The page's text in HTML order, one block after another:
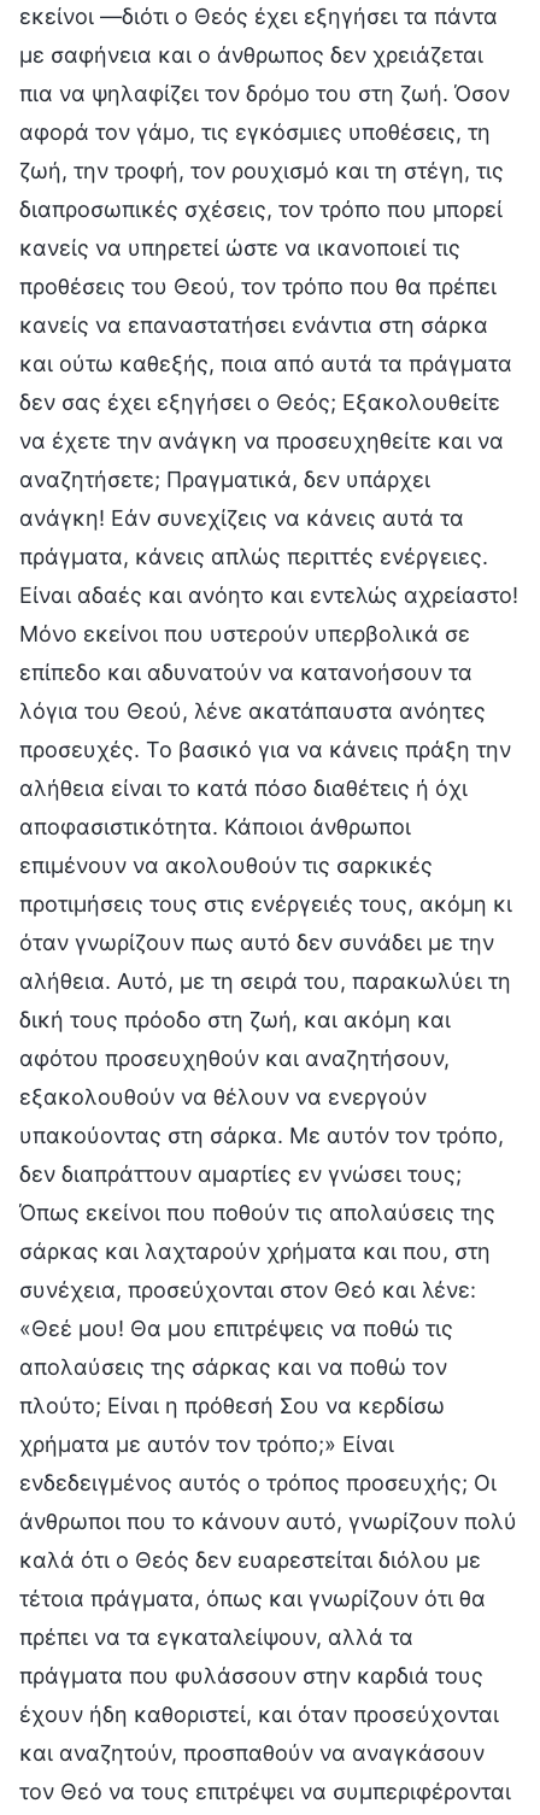
εκείνοι —διότι ο Θεός έχει εξηγήσει τα πάντα
με σαφήνεια και ο άνθρωπος δεν χρειάζεται
πια να ψηλαφίζει τον δρόμο του στη ζωή. Όσον
αφορά τον γάμο, τις εγκόσμιες υποθέσεις, τη
ζωή, την τροφή, τον ρουχισμό και τη στέγη, τις
διαπροσωπικές σχέσεις, τον τρόπο που μπορεί
κανείς να υπηρετεί ώστε να ικανοποιεί τις
προθέσεις του Θεού, τον τρόπο που θα πρέπει
κανείς να επαναστατήσει ενάντια στη σάρκα
και ούτω καθεξής, ποια από αυτά τα πράγματα
δεν σας έχει εξηγήσει ο Θεός; Εξακολουθείτε
να έχετε την ανάγκη να προσευχηθείτε και να
αναζητήσετε; Πραγματικά, δεν υπάρχει
ανάγκη! Εάν συνεχίζεις να κάνεις αυτά τα
πράγματα, κάνεις απλώς περιττές ενέργειες.
Είναι αδαές και ανόητο και εντελώς αχρείαστο!
Μόνο εκείνοι που υστερούν υπερβολικά σε
επίπεδο και αδυνατούν να κατανοήσουν τα
λόγια του Θεού, λένε ακατάπαυστα ανόητες
προσευχές. Το βασικό για να κάνεις πράξη την
αλήθεια είναι το κατά πόσο διαθέτεις ή όχι
αποφασιστικότητα. Κάποιοι άνθρωποι
επιμένουν να ακολουθούν τις σαρκικές
προτιμήσεις τους στις ενέργειές τους, ακόμη κι
όταν γνωρίζουν πως αυτό δεν συνάδει με την
αλήθεια. Αυτό, με τη σειρά του, παρακωλύει τη
δική τους πρόοδο στη ζωή, και ακόμη και
αφότου προσευχηθούν και αναζητήσουν,
εξακολουθούν να θέλουν να ενεργούν
υπακούοντας στη σάρκα. Με αυτόν τον τρόπο,
δεν διαπράττουν αμαρτίες εν γνώσει τους;
Όπως εκείνοι που ποθούν τις απολαύσεις της
σάρκας και λαχταρούν χρήματα και που, στη
συνέχεια, προσεύχονται στον Θεό και λένε:
«Θεέ μου! Θα μου επιτρέψεις να ποθώ τις
απολαύσεις της σάρκας και να ποθώ τον
πλούτο; Είναι η πρόθεσή Σου να κερδίσω
χρήματα με αυτόν τον τρόπο;» Είναι
ενδεδειγμένος αυτός ο τρόπος προσευχής; Οι
άνθρωποι που το κάνουν αυτό, γνωρίζουν πολύ
καλά ότι ο Θεός δεν ευαρεστείται διόλου με
τέτοια πράγματα, όπως και γνωρίζουν ότι θα
πρέπει να τα εγκαταλείψουν, αλλά τα
πράγματα που φυλάσσουν στην καρδιά τους
έχουν ήδη καθοριστεί, και όταν προσεύχονται
και αναζητούν, προσπαθούν να αναγκάσουν
τον Θεό να τους επιτρέψει να συμπεριφέρονται